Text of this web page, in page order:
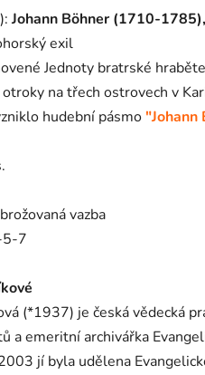
Johann Böhner (1710-
exil
Jednoty bratrské
na třech ostrovech v
hudební pásmo "Johann
brožovaná vazba
7
(*1937) je česká vědecká
a emeritní archivářka
jí byla udělena